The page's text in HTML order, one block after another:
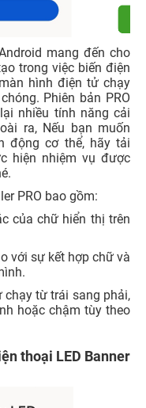
mang đến cho
trong việc biến điện
hình điện tử chạy
Phiên bản PRO
nhiều tính năng cải
ra, Nếu bạn muốn
động cơ thể, hãy tải
hiện nhiệm vụ được
PRO bao gồm:
của chữ hiển thị trên
với sự kết hợp chữ và
chạy từ trái sang phải,
hoặc chậm tùy theo
thoại LED Banner